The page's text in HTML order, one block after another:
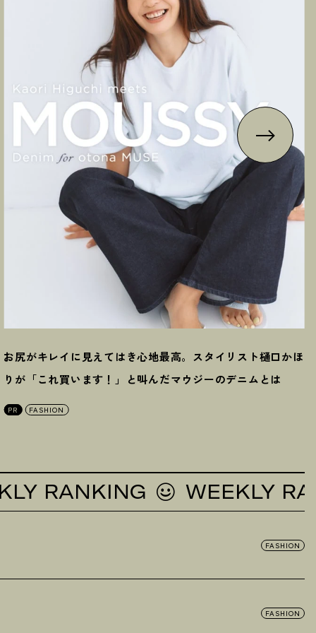
お尻がキレイに見えてはき心地最高。スタイリスト樋口かほ
りが「これ買います ！ 」と叫んだマウジーのデニムとは
PR FASHION
WEEKLY
FASHION
FASHION